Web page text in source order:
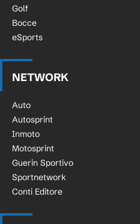
Golf
Bocce
eSports
NETWORK
Auto
Autosprint
Inmoto
Motosprint
Guerin Sportivo
Sportnetwork
Conti Editore